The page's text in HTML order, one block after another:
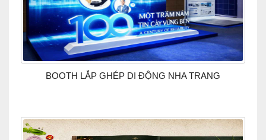
BOOTH LẮP GHÉP DI ĐỘNG NHA TRANG